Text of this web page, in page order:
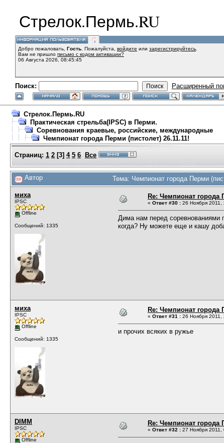
Стрелок.Пермь.RU
Добро пожаловать, Гость . Пожалуйста, войдите или зарегистрируйтесь
Вам не пришло письмо с кодом активации?
06 Августа 2026, 08:45:45
Поиск: Расширенный
Стрелок.Пермь.RU
Практическая стрельба(IPSC) в Перми.
Соревнования краевые, российские, международные
Чемпионат города Перми (пистолет) 26.11.11!
Страниц: 1 2 [3] 4 5 6 Все
Автор Тема: Чемпионат города Перми
миха
IPSC
Offline
Сообщений: 1335
Re: Чемпионат города
« Ответ #30 : 26 Ноября 2011,
Дима нам перед соревнованиями
когда? Ну можете еще и кашу
миха
IPSC
Offline
Сообщений: 1335
Re: Чемпионат города
« Ответ #31 : 26 Ноября 2011,
и прочих всяких в ружье
DIMM
IPSC
Offline
Re: Чемпионат города
« Ответ #32 : 27 Ноября 2011,